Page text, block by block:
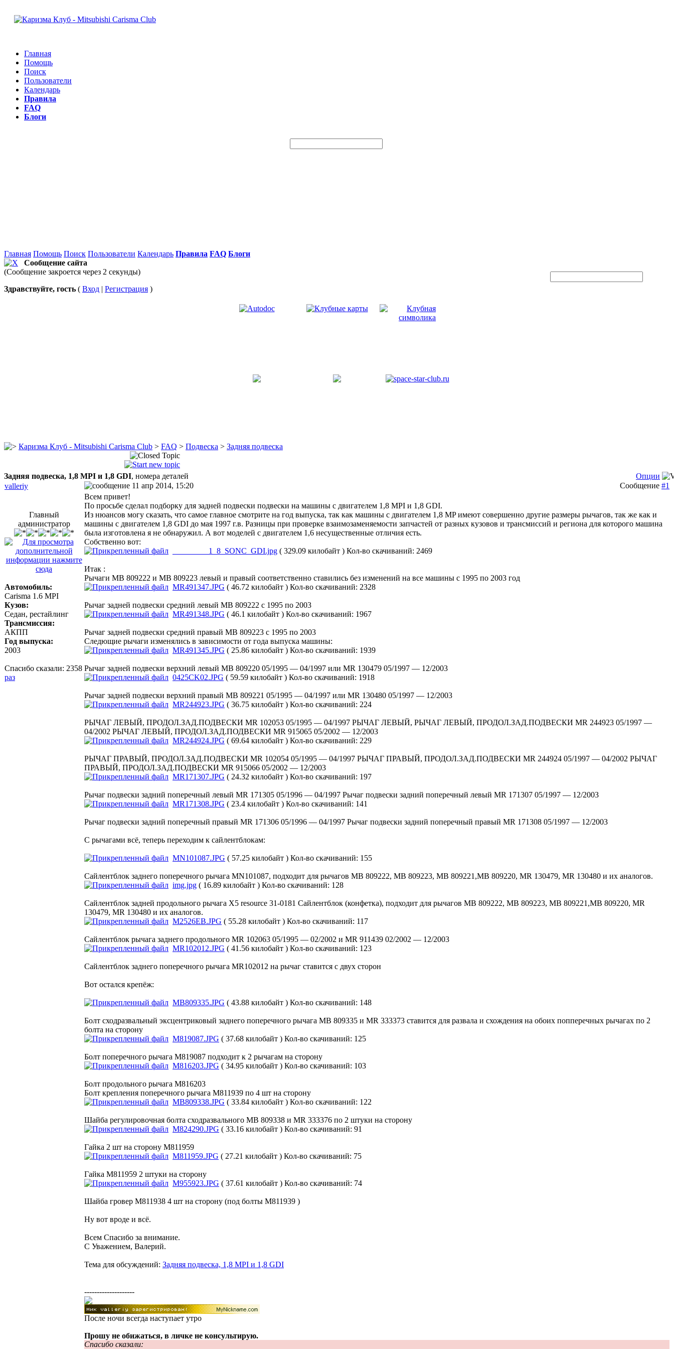
Главная
Помощь
Поиск
Пользователи
Календарь
Правила
FAQ
Блоги
Главная Помощь Поиск Пользователи Календарь Правила FAQ Блоги
Сообщение сайта
(Сообщение закроется через 2 секунды)
Здравствуйте, гость ( Вход | Регистрация )
Каризма Клуб - Mitsubishi Carisma Club > FAQ > Подвеска > Задняя подвеска
Задняя подвеска, 1,8 MPI и 1,8 GDI, номера деталей
Опции
valleriy
11 апр 2014, 15:20 Сообщение #1
Главный
администратор
Автомобиль:
Carisma 1.6 MPI
Кузов:
Седан, рестайлинг
Трансмиссия:
АКПП
Год выпуска:
2003
Спасибо сказали: 2358
раз
Всем привет!
По просьбе сделал подборку для задней подвески подвески на машины с двигателем 1,8 MPI и 1,8 GDI.
Из нюансов могу сказать, что самое главное смотрите на год выпуска, так как машины с двигателем 1,8 MP имеют совершенно другие размеры рычагов, так же как и
машины с двигателем 1,8 GDI до мая 1997 г.в. Разницы при проверке взаимозаменяемости запчастей от разных кузовов и трансмиссий и региона для которого машина
была изготовлена я не обнаружил. А вот моделей с двигателем 1,6 несущественные отличия есть.
Собственно вот:
_________1_8_SONC_GDI.jpg ( 329.09 килобайт ) Кол-во скачиваний: 2469
Итак :
Рычаги MB 809222 и MB 809223 левый и правый соответственно ставились без изменений на все машины с 1995 по 2003 год
MR491347.JPG ( 46.72 килобайт ) Кол-во скачиваний: 2328
Рычаг задней подвески средний левый MB 809222 с 1995 по 2003
MR491348.JPG ( 46.1 килобайт ) Кол-во скачиваний: 1967
Рычаг задней подвески средний правый MB 809223 с 1995 по 2003
Следющие рычаги изменялись в зависимости от года выпуска машины:
MR491345.JPG ( 25.86 килобайт ) Кол-во скачиваний: 1939
Рычаг задней подвески верхний левый MB 809220 05/1995 — 04/1997 или MR 130479 05/1997 — 12/2003
0425CK02.JPG ( 59.59 килобайт ) Кол-во скачиваний: 1918
Рычаг задней подвески верхний правый MB 809221 05/1995 — 04/1997 или MR 130480 05/1997 — 12/2003
MR244923.JPG ( 36.75 килобайт ) Кол-во скачиваний: 224
РЫЧАГ ЛЕВЫЙ, ПРОДОЛ.ЗАД.ПОДВЕСКИ MR 102053 05/1995 — 04/1997 РЫЧАГ ЛЕВЫЙ, РЫЧАГ ЛЕВЫЙ, ПРОДОЛ.ЗАД.ПОДВЕСКИ MR 244923 05/1997 —
04/2002 РЫЧАГ ЛЕВЫЙ, ПРОДОЛ.ЗАД.ПОДВЕСКИ MR 915065 05/2002 — 12/2003
MR244924.JPG ( 69.64 килобайт ) Кол-во скачиваний: 229
РЫЧАГ ПРАВЫЙ, ПРОДОЛ.ЗАД.ПОДВЕСКИ MR 102054 05/1995 — 04/1997 РЫЧАГ ПРАВЫЙ, ПРОДОЛ.ЗАД.ПОДВЕСКИ MR 244924 05/1997 — 04/2002 РЫЧАГ
ПРАВЫЙ, ПРОДОЛ.ЗАД.ПОДВЕСКИ MR 915066 05/2002 — 12/2003
MR171307.JPG ( 24.32 килобайт ) Кол-во скачиваний: 197
Рычаг подвески задний поперечный левый MR 171305 05/1996 — 04/1997 Рычаг подвески задний поперечный левый MR 171307 05/1997 — 12/2003
MR171308.JPG ( 23.4 килобайт ) Кол-во скачиваний: 141
Рычаг подвески задний поперечный правый MR 171306 05/1996 — 04/1997 Рычаг подвески задний поперечный правый MR 171308 05/1997 — 12/2003
С рычагами всё, теперь переходим к сайлентблокам:
MN101087.JPG ( 57.25 килобайт ) Кол-во скачиваний: 155
Сайлентблок заднего поперечного рычага MN101087, подходит для рычагов MB 809222, MB 809223, MB 809221,MB 809220, MR 130479, MR 130480 и их аналогов.
img.jpg ( 16.89 килобайт ) Кол-во скачиваний: 128
Сайлентблок задней продольного рычага X5 resource 31-0181 Сайлентблок (конфетка), подходит для рычагов MB 809222, MB 809223, MB 809221,MB 809220, MR
130479, MR 130480 и их аналогов.
M2526EB.JPG ( 55.28 килобайт ) Кол-во скачиваний: 117
Сайлентблок рычага заднего продольного MR 102063 05/1995 — 02/2002 и MR 911439 02/2002 — 12/2003
MR102012.JPG ( 41.56 килобайт ) Кол-во скачиваний: 123
Сайлентблок заднего поперечного рычага MR102012 на рычаг ставится с двух сторон
Вот остался крепёж:
MB809335.JPG ( 43.88 килобайт ) Кол-во скачиваний: 148
Болт сходразвальный эксцентриковый заднего поперечного рычага MB 809335 и MR 333373 ставится для развала и схождения на обоих попперечных рычагах по 2
болта на сторону
M819087.JPG ( 37.68 килобайт ) Кол-во скачиваний: 125
Болт поперечного рычага M819087 подходит к 2 рычагам на сторону
M816203.JPG ( 34.95 килобайт ) Кол-во скачиваний: 103
Болт продольного рычага M816203
Болт крепления поперечного рычага M811939 по 4 шт на сторону
MB809338.JPG ( 33.84 килобайт ) Кол-во скачиваний: 122
Шайба регулировочная болта сходразвального MB 809338 и MR 333376 по 2 штуки на сторону
M824290.JPG ( 33.16 килобайт ) Кол-во скачиваний: 91
Гайка 2 шт на сторону M811959
M811959.JPG ( 27.21 килобайт ) Кол-во скачиваний: 75
Гайка M811959 2 штуки на сторону
M955923.JPG ( 37.61 килобайт ) Кол-во скачиваний: 74
Шайба гровер M811938 4 шт на сторону (под болты M811939 )
Ну вот вроде и всё.
Всем Спасибо за внимание.
С Уважением, Валерий.
Тема для обсуждений: Задняя подвеска, 1,8 MPI и 1,8 GDI
--------------------
После ночи всегда наступает утро
Прошу не обижаться, в личке не консультирую.
Спасибо сказали: